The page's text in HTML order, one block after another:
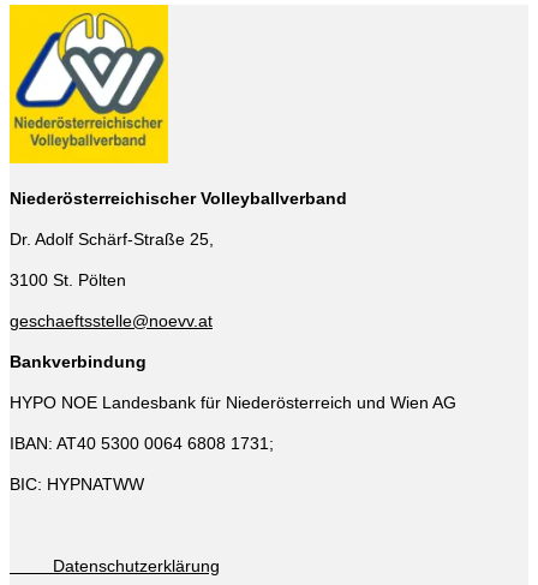
Niederösterreichischer Volleyballverband
Dr. Adolf Schärf-Straße 25,
3100 St. Pölten
geschaeftsstelle@noevv.at
Bankverbindung
HYPO NOE Landesbank für Niederösterreich und Wien AG
IBAN: AT40 5300 0064 6808 1731;
BIC: HYPNATWW
Datenschutzerklärung